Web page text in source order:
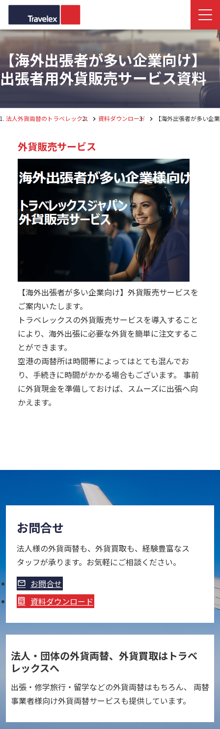
【海外出張者が多い企業向け】
出張者用外貨販売サービス資料
法人外貨両替のトラベレックス 資料ダウンロード 【海外出張者が多い企
外貨販売サービス
【海外出張者が多い企業向け】外貨販売サービスを
ご案内いたします。
トラベレックスの外貨販売サービスを導入すること
により、海外出張に必要な外貨を簡単に注文するこ
とができます。
空港の両替所は時間帯によってはとても混んでお
り、手続きに時間がかかる場合もございます。 事前
に外貨現金を準備しておけば、スムーズに出張へ向
かえます。
お問合せ
法人様の外貨両替も、外貨買取も、経験豊富なス
タッフが承ります。お気軽にご相談ください。
お問合せ
資料ダウンロード
法人・団体の外貨両替、外貨買取はトラベ
レックスへ
出張・修学旅行・留学などの外貨両替はもちろん、 両替
事業者様向け外貨両替サービスも提供しています。